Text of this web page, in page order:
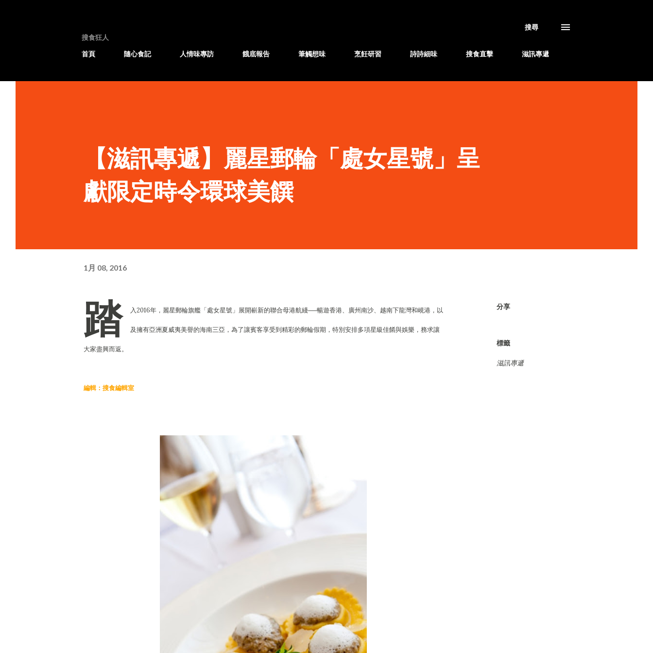
搜尋
搜食狂人
首頁
隨心食記 人情味專訪 餓底報告 筆觸想味 烹飪研習 詩詩細味 搜食直擊 滋訊專遞
【滋訊專遞】麗星郵輪「處女星號」呈
獻限定時令環球美饌
1月 08, 2016
踏 入2016年，麗星郵輪旗艦「處女星號」展開嶄新的聯合母港航綫──暢遊香港、廣州南沙、越南下龍灣和峴港，以
及擁有亞洲夏威夷美譽的海南三亞，為了讓賓客享受到精彩的郵輪假期，特別安排多項星級佳餚與娛樂，務求讓
大家盡興而返。
編輯：搜食編輯室
分享
標籤
滋訊專遞